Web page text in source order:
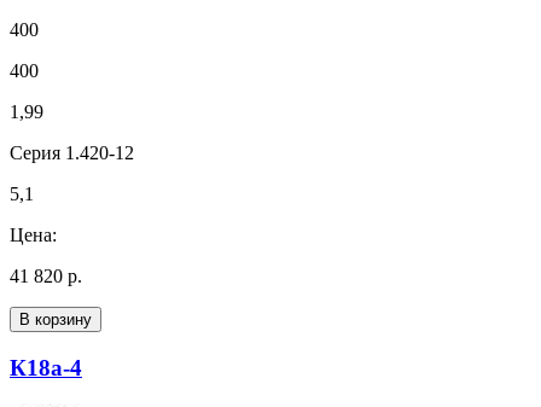
400
400
1,99
Серия 1.420-12
5,1
Цена:
41 820 р.
В корзину
К18а-4